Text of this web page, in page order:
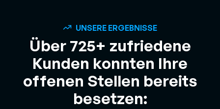
UNSERE ERGEBNISSE
Über 725+ zufriedene
Kunden konnten Ihre
offenen Stellen bereits
besetzen: